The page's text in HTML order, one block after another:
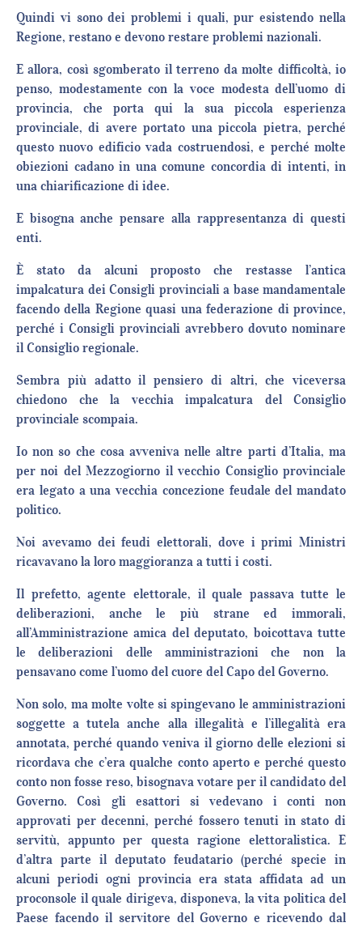
Quindi vi sono dei problemi i quali, pur esistendo nella
Regione, restano e devono restare problemi nazionali.
E allora, così sgomberato il terreno da molte difficoltà, io
penso, modestamente con la voce modesta dell’uomo di
provincia, che porta qui la sua piccola esperienza
provinciale, di avere portato una piccola pietra, perché
questo nuovo edificio vada costruendosi, e perché molte
obiezioni cadano in una comune concordia di intenti, in
una chiarificazione di idee.
E bisogna anche pensare alla rappresentanza di questi
enti.
È stato da alcuni proposto che restasse l’antica
impalcatura dei Consigli provinciali a base mandamentale
facendo della Regione quasi una federazione di province,
perché i Consigli provinciali avrebbero dovuto nominare
il Consiglio regionale.
Sembra più adatto il pensiero di altri, che viceversa
chiedono che la vecchia impalcatura del Consiglio
provinciale scompaia.
Io non so che cosa avveniva nelle altre parti d’Italia, ma
per noi del Mezzogiorno il vecchio Consiglio provinciale
era legato a una vecchia concezione feudale del mandato
politico.
Noi avevamo dei feudi elettorali, dove i primi Ministri
ricavavano la loro maggioranza a tutti i costi.
Il prefetto, agente elettorale, il quale passava tutte le
deliberazioni, anche le più strane ed immorali,
all’Amministrazione amica del deputato, boicottava tutte
le deliberazioni delle amministrazioni che non la
pensavano come l’uomo del cuore del Capo del Governo.
Non solo, ma molte volte si spingevano le amministrazioni
soggette a tutela anche alla illegalità e l’illegalità era
annotata, perché quando veniva il giorno delle elezioni si
ricordava che c’era qualche conto aperto e perché questo
conto non fosse reso, bisognava votare per il candidato del
Governo. Così gli esattori si vedevano i conti non
approvati per decenni, perché fossero tenuti in stato di
servitù, appunto per questa ragione elettoralistica. E
d’altra parte il deputato feudatario (perché specie in
alcuni periodi ogni provincia era stata affidata ad un
proconsole il quale dirigeva, disponeva, la vita politica del
Paese facendo il servitore del Governo e ricevendo dal